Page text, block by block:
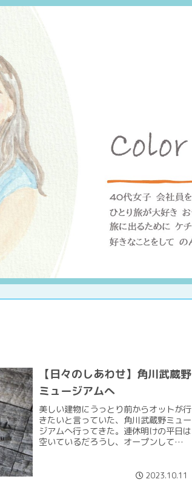
【日々のしあわせ】角川武蔵野
ミュージアムへ
美しい建物にうっとり前からオットが行
きたいと言っていた、角川武蔵野ミュー
ジアムへ行ってきた。連休明けの平日は
空いているだろうし、オープンしてから
歩10分。初めて降りた駅... 2023.10.11